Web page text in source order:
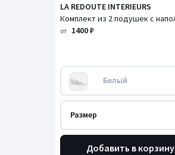
LA REDOUTE INTERIEURS
от 1400 ₽
Белый
Размер
Добавить в корзину